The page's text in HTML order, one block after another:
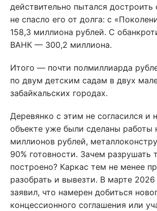
действительно пытался достроить
не спасло его от долга: с
158,3 миллиона рублей. С
ВАНК — 300,2 миллиона.
Итого — почти полмиллиарда
по двум детским садам в двух
забайкальских городах.
Деревянко с этим не согласился и
объекте уже были сделаны работы
миллионов рублей,
90% готовности. Зачем разрушать
построено? Каркас тем не менее
разобрать и вывезти. В марте 2026
заявил, что намерен добиться
концессионного соглашения или